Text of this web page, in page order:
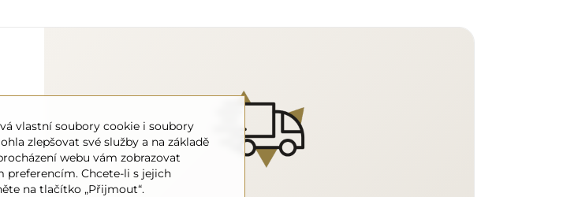
vlastní soubory cookie i soubory
zlepšovat své služby a na základě
webu vám zobrazovat
preferencím. Chcete-li s jejich
na tlačítko „Přijmout“.